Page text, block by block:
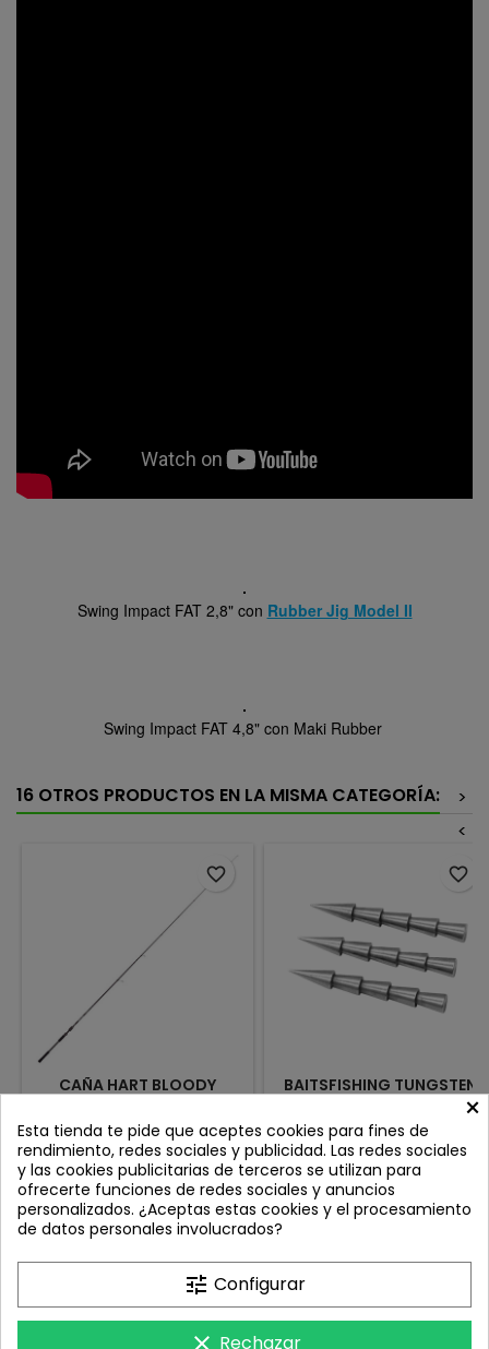
Swing Impact FAT 2,8" con Rubber Jig Model II
Swing Impact FAT 4,8" con Maki Rubber
16 OTROS PRODUCTOS EN LA MISMA CATEGORÍA:
>
<
CAÑA HART BLOODY
MARINE UL 8'4'' ESPECIAL
SWIMBAITS BLANDOS
SPINNING 2 TRAMOS
Review(s):0
Longitud: 2,55 m. Tramos: 2.
Acción de punta: Fast. Acción:
5-28g. Plegado: 130 cm. Peso:
130 g.
Precio
163,00 €
 Añadir al carrito
favorite_border
BAITSFISHING TUNGSTEN
INSERT WEIGHT
Review(s):
Los insertables de tungsteno
Baitsfishing están diseñados
para aportar precisión y
versatilidad a tus montajes
personalizados. Fabricados
densidad, ofrecen un
tamaño mucho más
Precio
7,20 €
favorite_border
×
Esta tienda te pide que aceptes cookies para fines de
rendimiento, redes sociales y publicidad. Las redes sociales
y las cookies publicitarias de terceros se utilizan para
ofrecerte funciones de redes sociales y anuncios
personalizados. ¿Aceptas estas cookies y el procesamiento
de datos personales involucrados?
tune Configurar
clear Rechazar